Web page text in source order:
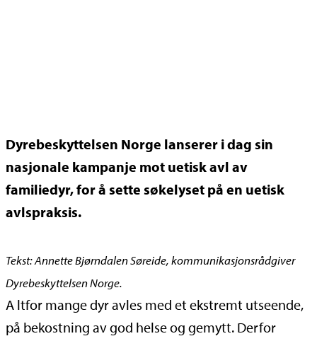
Dyrebeskyttelsen Norge lanserer i dag sin
nasjonale kampanje mot uetisk avl av
familiedyr, for å sette søkelyset på en uetisk
avlspraksis.
Tekst: Annette Bjørndalen Søreide, kommunikasjonsrådgiver
Dyrebeskyttelsen Norge.
A ltfor mange dyr avles med et ekstremt utseende,
på bekostning av god helse og gemytt. Derfor